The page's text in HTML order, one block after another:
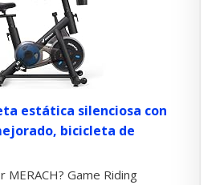
estática silenciosa con
bicicleta de
MERACH? Game Riding